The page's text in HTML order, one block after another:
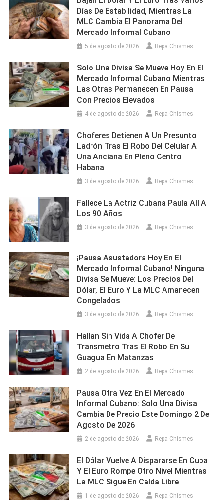
Días De Estabilidad, Mientras La
MLC Cambia El Panorama Del
Mercado Informal Cubano
5 de agosto de 2026 Repa Chismes
Solo Una Divisa Se Mueve Hoy En El
Mercado Informal Cubano Mientras
Las Otras Permanecen En Pausa
Con Precios Elevados
4 de agosto de 2026 Repa Chismes
Choferes Detienen A Un Presunto
Ladrón Tras El Robo Del Celular A
Una Anciana En Pleno Centro
Habana
3 de agosto de 2026 Repa Chismes
Fallece La Actriz Cubana Paula Alí A
Los 90 Años
3 de agosto de 2026 Repa Chismes
¡Pausa Asustadora Hoy En El
Mercado Informal Cubano! Ninguna
Divisa Se Mueve: Los Precios Del
Dólar, El Euro Y La MLC Amanecen
Congelados
3 de agosto de 2026 Repa Chismes
Hallan Sin Vida A Chofer De
Transmetro Tras El Robo En Su
Guagua En Matanzas
2 de agosto de 2026 Repa Chismes
Pausa Otra Vez En El Mercado
Informal Cubano: Solo Una Divisa
Cambia De Precio Este Domingo 2 De
Agosto De 2026
2 de agosto de 2026 Repa Chismes
El Dólar Vuelve A Dispararse En Cuba
Y El Euro Rompe Otro Nivel Mientras
La MLC Sigue En Caída Libre
1 de agosto de 2026 Repa Chismes